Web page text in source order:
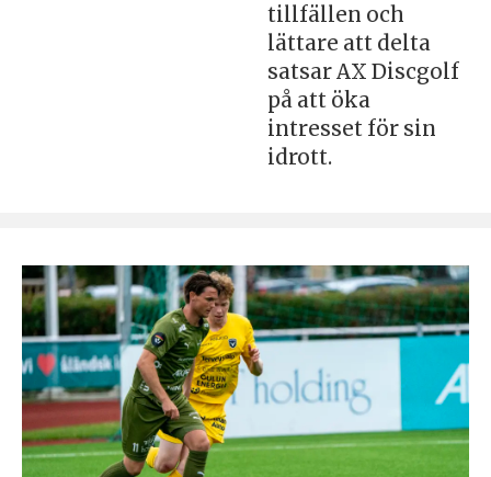
tillfällen och
lättare att delta
satsar AX Discgolf
på att öka
intresset för sin
idrott.